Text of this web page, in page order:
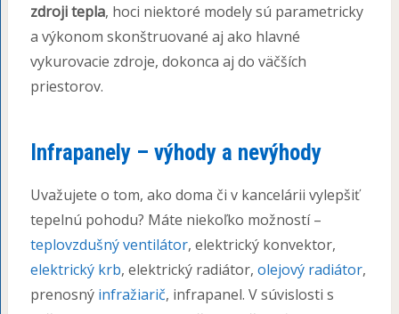
zdroji tepla, hoci niektoré modely sú parametricky
a výkonom skonštruované aj ako hlavné
vykurovacie zdroje, dokonca aj do väčších
priestorov.
Infrapanely – výhody a nevýhody
Uvažujete o tom, ako doma či v kancelárii vylepšiť
tepelnú pohodu? Máte niekoľko možností –
teplovzdušný ventilátor, elektrický konvektor,
elektrický krb, elektrický radiátor, olejový radiátor,
prenosný infražiarič, infrapanel. V súvislosti s